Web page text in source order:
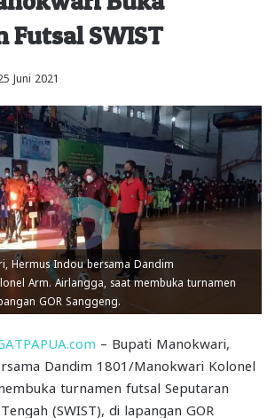
Futsal SWIST
Juni 2021
Hermus Indou bersama Dandim
Arm. Airlangga, saat membuka turnamen
GOR Sanggeng.
– Bupati Manokwari,
Dandim 1801/Manokwari Kolonel
turnamen futsal Seputaran
(SWIST), di lapangan GOR